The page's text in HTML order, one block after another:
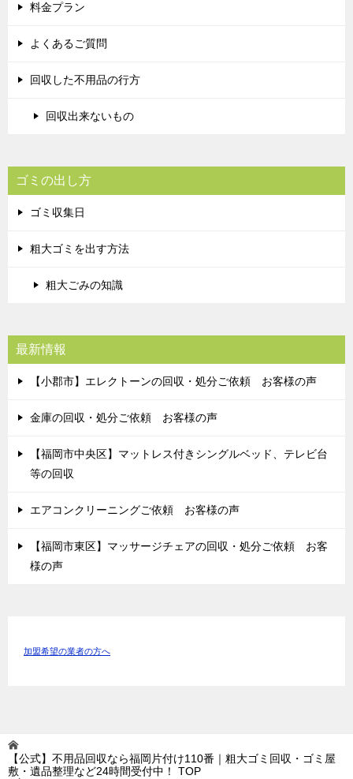
料金プラン
よくあるご質問
回収した不用品の行方
回収出来ないもの
ゴミの出し方
ゴミ収集日
粗大ゴミを出す方法
粗大ごみの知識
最新情報
【小郡市】エレクトーンの回収・処分ご依頼 お客様の声
金庫の回収・処分ご依頼 お客様の声
【福岡市中央区】マットレス付きシングルベッド、テレビ台
等の回収
エアコンクリーニングご依頼 お客様の声
【福岡市東区】マッサージチェアの回収・処分ご依頼 お客
様の声
加盟希望の業者の方へ
【公式】不用品回収なら福岡片付け110番｜粗大ゴミ回収・ゴミ屋
敷・遺品整理など24時間受付中！
TOP